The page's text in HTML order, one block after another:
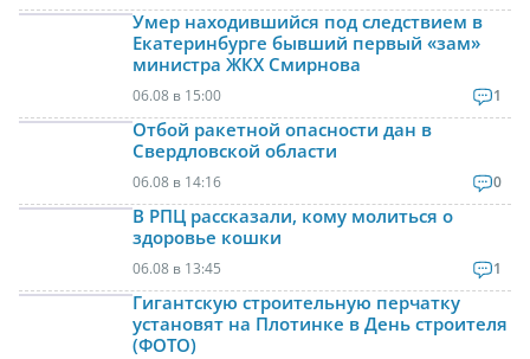
Умер находившийся под следствием в
Екатеринбурге бывший первый «зам»
министра ЖКХ Смирнова
06.08 в 15:00 1
Отбой ракетной опасности дан в
Свердловской области
06.08 в 14:16 0
В РПЦ рассказали, кому молиться о
здоровье кошки
06.08 в 13:45 1
Гигантскую строительную перчатку
установят на Плотинке в День строителя
(ФОТО)